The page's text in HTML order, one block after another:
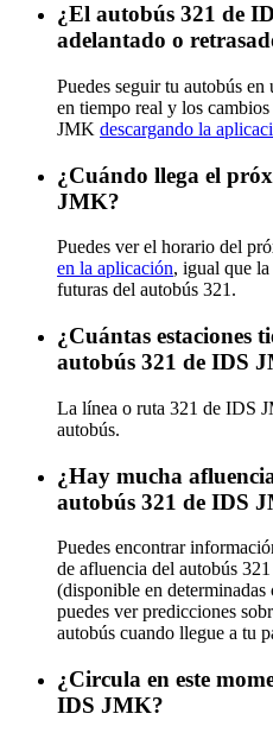
¿El autobús 321 de
adelantado o
Puedes seguir tu autobús
en tiempo real y los
JMK descargando la
¿Cuándo llega el
JMK?
Puedes ver el horario del
en la aplicación, igual que la
futuras del autobús 321.
¿Cuántas estaciones
autobús 321 de IDS
La línea o ruta 321 de IDS
autobús.
¿Hay mucha
autobús 321 de IDS
Puedes encontrar
de afluencia del autobús
(disponible en
puedes ver predicciones
autobús cuando llegue a tu
¿Circula en este
IDS JMK?